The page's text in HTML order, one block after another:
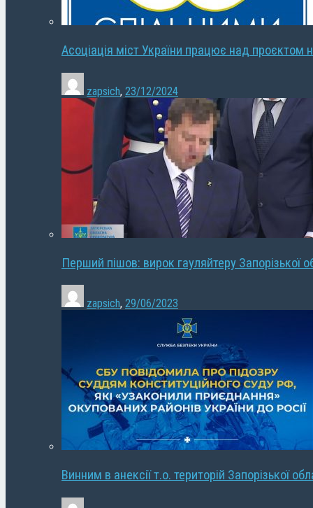
Асоціація міст України працює над проєктом
zapsich, 23/12/2024
Перший пішов: вирок гауляйтеру Запорізької
zapsich, 29/06/2023
Винним в анексії т.о. територій Запорізької